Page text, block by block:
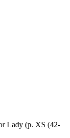
Lady (р. XS (42-